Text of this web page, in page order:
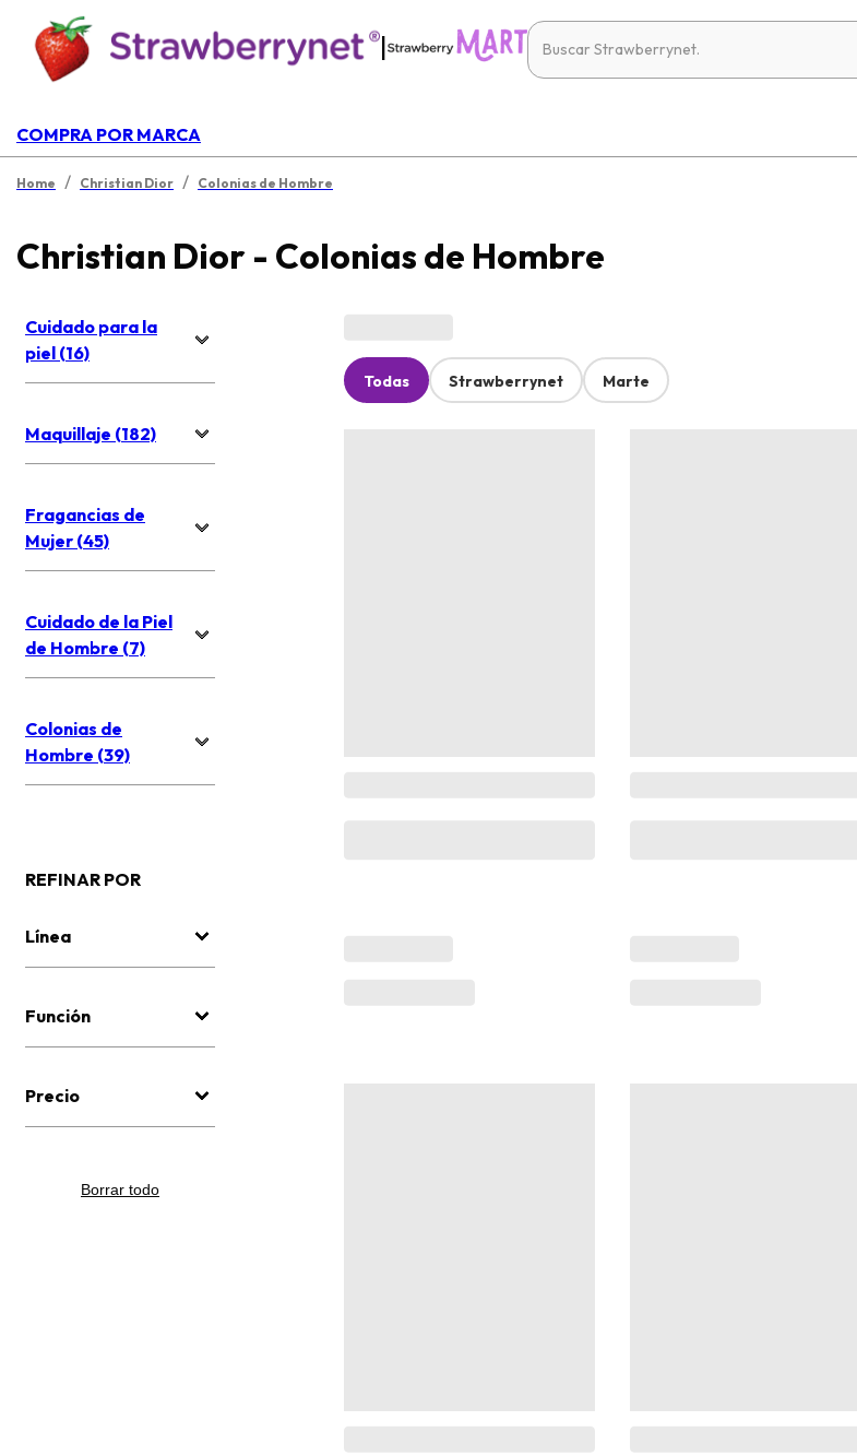
|
COMPRA POR MARCA
Home / Christian Dior / Colonias de Hombre
Christian Dior - Colonias de Hombre
Cuidado para la
piel (16)
Maquillaje (182)
Fragancias de
Mujer (45)
Cuidado de la Piel
de Hombre (7)
Colonias de
Hombre (39)
REFINAR POR
Línea
Función
Precio
Borrar todo
Todas Strawberrynet Marte